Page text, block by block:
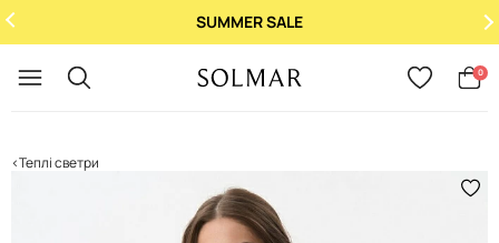
SUMMER SALE
0
Теплі светри